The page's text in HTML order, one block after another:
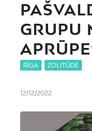
GRUPU
RĪGA ZOLITŪDE
12/12/2022